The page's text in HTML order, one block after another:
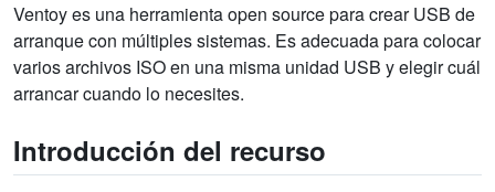
Ventoy es una herramienta open source para crear USB de
arranque con múltiples sistemas. Es adecuada para colocar
varios archivos ISO en una misma unidad USB y elegir cuál
arrancar cuando lo necesites.
Introducción del recurso